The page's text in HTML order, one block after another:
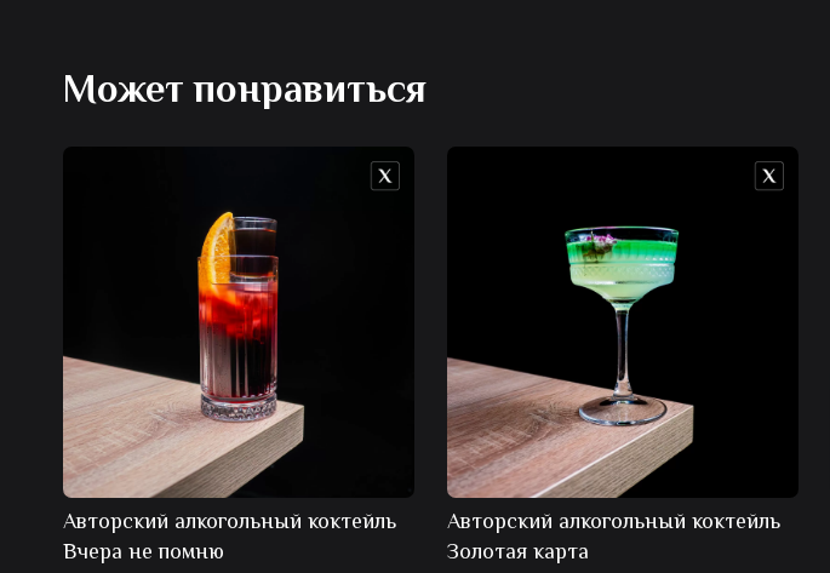
Может понравиться
Авторский алкогольный коктейль
Вчера не помню
Авторский алкогольный коктейль
Золотая карта